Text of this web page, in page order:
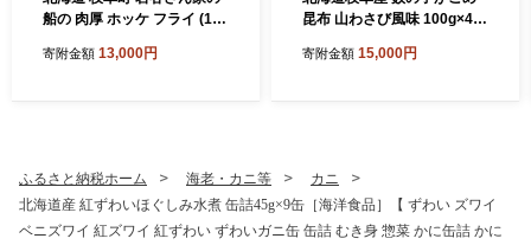
船の 肉厚 ホッケ フライ (1k
かず 惣菜 お弁当 時短 揚げ物
寄附金額 13,000円
昆布 山わさび風味 100g×4パ
かずのこ がごめ昆布 昆布 山
寄附金額 15,000円
ふるさと納税ホーム 海老・カニ等
カニ
北海道産 紅ずわいほぐしみ水煮 缶詰45g×9缶［海洋食品］【 ずわい ズワイ
ベニズワイ 紅ズワイ 紅ずわい ずわいガニ缶 缶詰 むき身 惣菜 かに缶詰 かに